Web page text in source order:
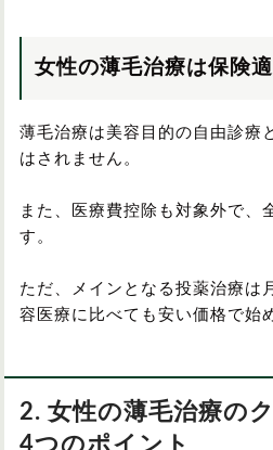
女性の薄毛治療は保険
薄毛治療は美容目的の自由診療
はされません。
また、医療費控除も対象外で、
す。
ただ、メインとなる投薬治療は
容医療に比べても安い価格で始
2. 女性の薄毛治療の
4つのポイント